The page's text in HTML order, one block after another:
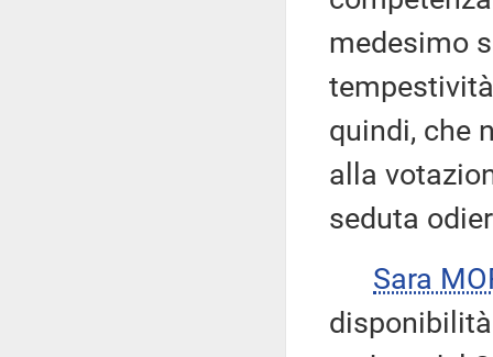
medesimo
quindi, che
alla
seduta
Sara